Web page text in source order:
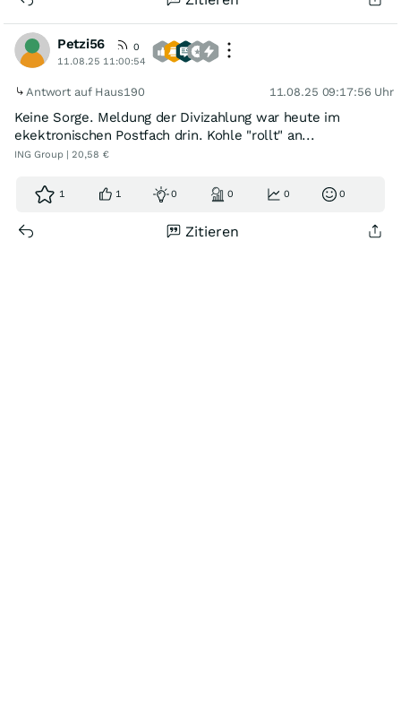
Petzi56
0
11.08.25 11:00:54
Antwort auf Haus190 11.08.25 09:17:56 Uhr
Keine Sorge. Meldung der Divizahlung war heute im
ekektronischen Postfach drin. Kohle "rollt" an...
ING Group | 20,58 €
1 1 0 0 0 0
Zitieren